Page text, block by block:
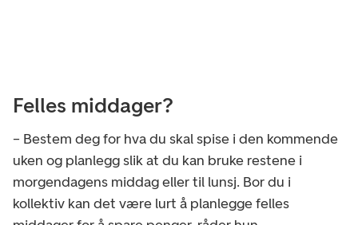
Felles middager?
– Bestem deg for hva du skal spise i den kommende
uken og planlegg slik at du kan bruke restene i
morgendagens middag eller til lunsj. Bor du i
kollektiv kan det være lurt å planlegge felles